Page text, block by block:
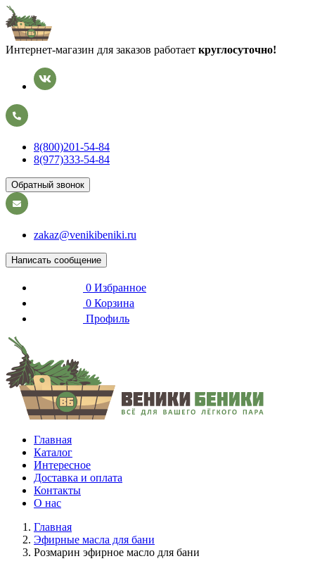
Интернет-магазин для заказов работает круглосуточно!
8(800)201-54-84
8(977)333-54-84
Обратный звонок
zakaz@venikibeniki.ru
Написать сообщение
0 Избранное
0 Корзина
Профиль
Главная
Каталог
Интересное
Доставка и оплата
Контакты
О нас
Главная
Эфирные масла для бани
Розмарин эфирное масло для бани